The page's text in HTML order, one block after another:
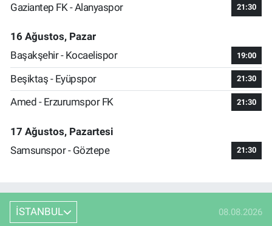
Gaziantep FK - Alanyaspor 21:30
16 Ağustos, Pazar
Başakşehir - Kocaelispor
19:00
Beşiktaş - Eyüpspor 21:30
Amed - Erzurumspor FK 21:30
17 Ağustos, Pazartesi
Samsunspor - Göztepe
21:30
İSTANBUL 08.08.2026